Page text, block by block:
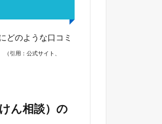
どのような口コミ
（引用：公式サイト、
ん相談）の